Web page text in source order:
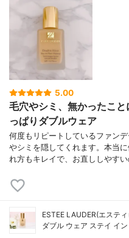
5.00
毛穴やシミ、無かったこ
っぱりダブルウェア
何度もリピートしているファン
やシミを隠してくれます。本当
れ方もキレイで、お直ししやす
ESTEE LAUDER(エステ
ダブル ウェア ステイ イ